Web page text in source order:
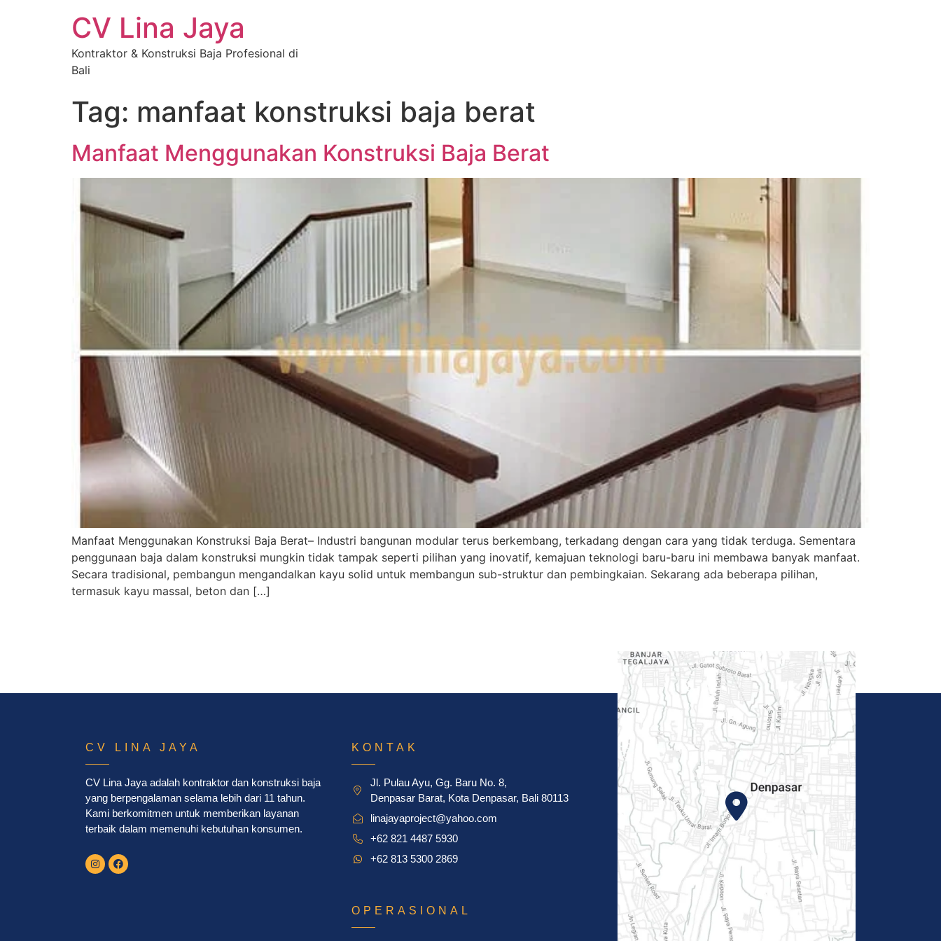
CV Lina Jaya
Kontraktor & Konstruksi Baja Profesional di
Bali
Tag: manfaat konstruksi baja berat
Manfaat Menggunakan Konstruksi Baja Berat
Manfaat Menggunakan Konstruksi Baja Berat– Industri bangunan modular terus berkembang, terkadang dengan cara yang tidak terduga. Sementara
penggunaan baja dalam konstruksi mungkin tidak tampak seperti pilihan yang inovatif, kemajuan teknologi baru-baru ini membawa banyak manfaat.
Secara tradisional, pembangun mengandalkan kayu solid untuk membangun sub-struktur dan pembingkaian. Sekarang ada beberapa pilihan,
termasuk kayu massal, beton dan […]
CV LINA JAYA
CV Lina Jaya adalah kontraktor dan konstruksi baja
yang berpengalaman selama lebih dari 11 tahun.
Kami berkomitmen untuk memberikan layanan
terbaik dalam memenuhi kebutuhan konsumen.
KONTAK
Jl. Pulau Ayu, Gg. Baru No. 8,
Denpasar Barat, Kota Denpasar, Bali 80113
linajayaproject@yahoo.com
+62 821 4487 5930
+62 813 5300 2869
OPERASIONAL